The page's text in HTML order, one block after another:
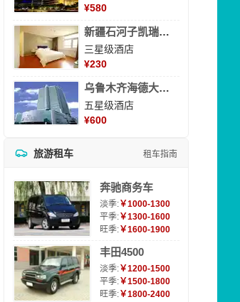
¥580
新疆石河子凯瑞酒店
三星级酒店
¥230
乌鲁木齐海德大酒店
五星级酒店
¥600
旅游租车 租车指南
奔驰商务车
淡季:￥1000-1300
平季:￥1300-1600
旺季:￥1600-1900
丰田4500
淡季:￥1200-1500
平季:￥1500-1800
旺季:￥1800-2400